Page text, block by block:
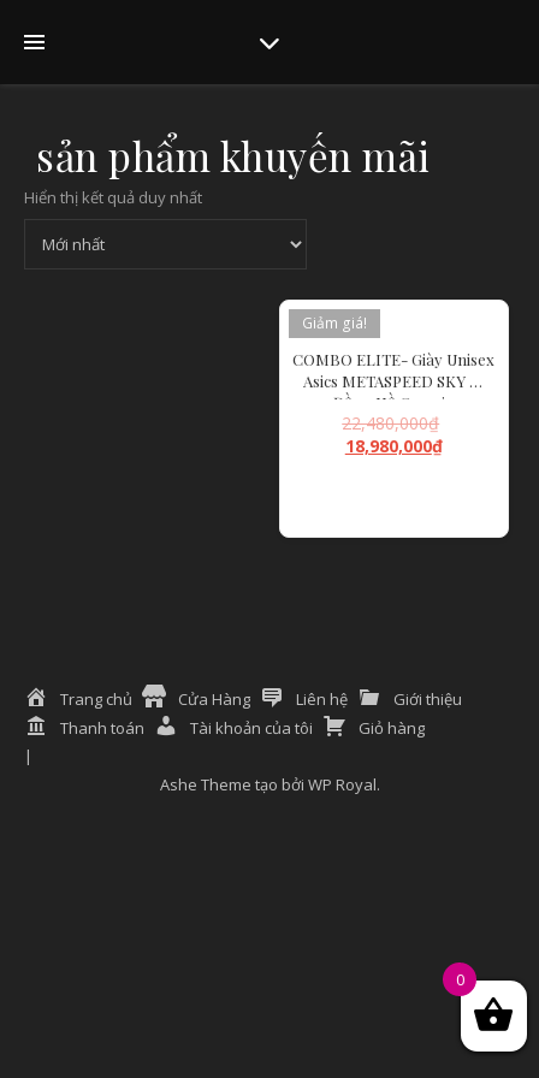
sản phẩm khuyến mãi
Hiển thị kết quả duy nhất
Giảm giá!
COMBO ELITE- Giày Unisex
Asics METASPEED SKY &
Đồng Hồ Garmin
FORERUNNER 965
22,480,000₫
18,980,000₫
Trang chủ Cửa Hàng Liên hệ
Giới thiệu
Thanh toán
Tài khoản của tôi Giỏ hàng
Ashe Theme tạo bởi WP Royal.
0